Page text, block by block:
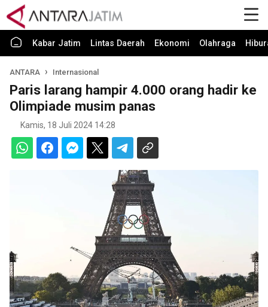
Kabar Jatim Lintas Daerah Ekonomi Olahraga
ANTARA Internasional
Paris larang hampir 4.000 orang hadir ke
Olimpiade musim panas
Kamis, 18 Juli 2024 14:28